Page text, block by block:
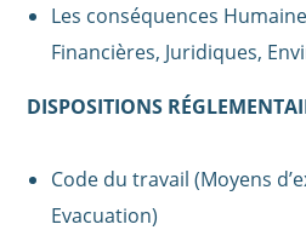
Les conséquences
Financières, Juridiques,
DISPOSITIONS
Code du travail (Moyens
Evacuation)